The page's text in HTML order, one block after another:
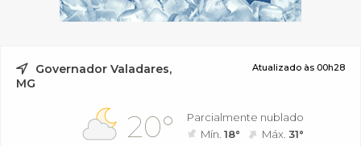
Governador Valadares,
MG
Atualizado às 00h28
20°
Parcialmente nublado
Mín.18° Máx.31°